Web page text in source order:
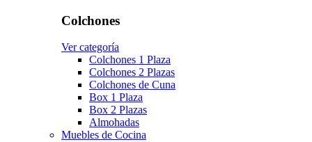
Colchones
Ver categoría
Colchones 1 Plaza
Colchones 2 Plazas
Colchones de Cuna
Box 1 Plaza
Box 2 Plazas
Almohadas
Muebles de Cocina